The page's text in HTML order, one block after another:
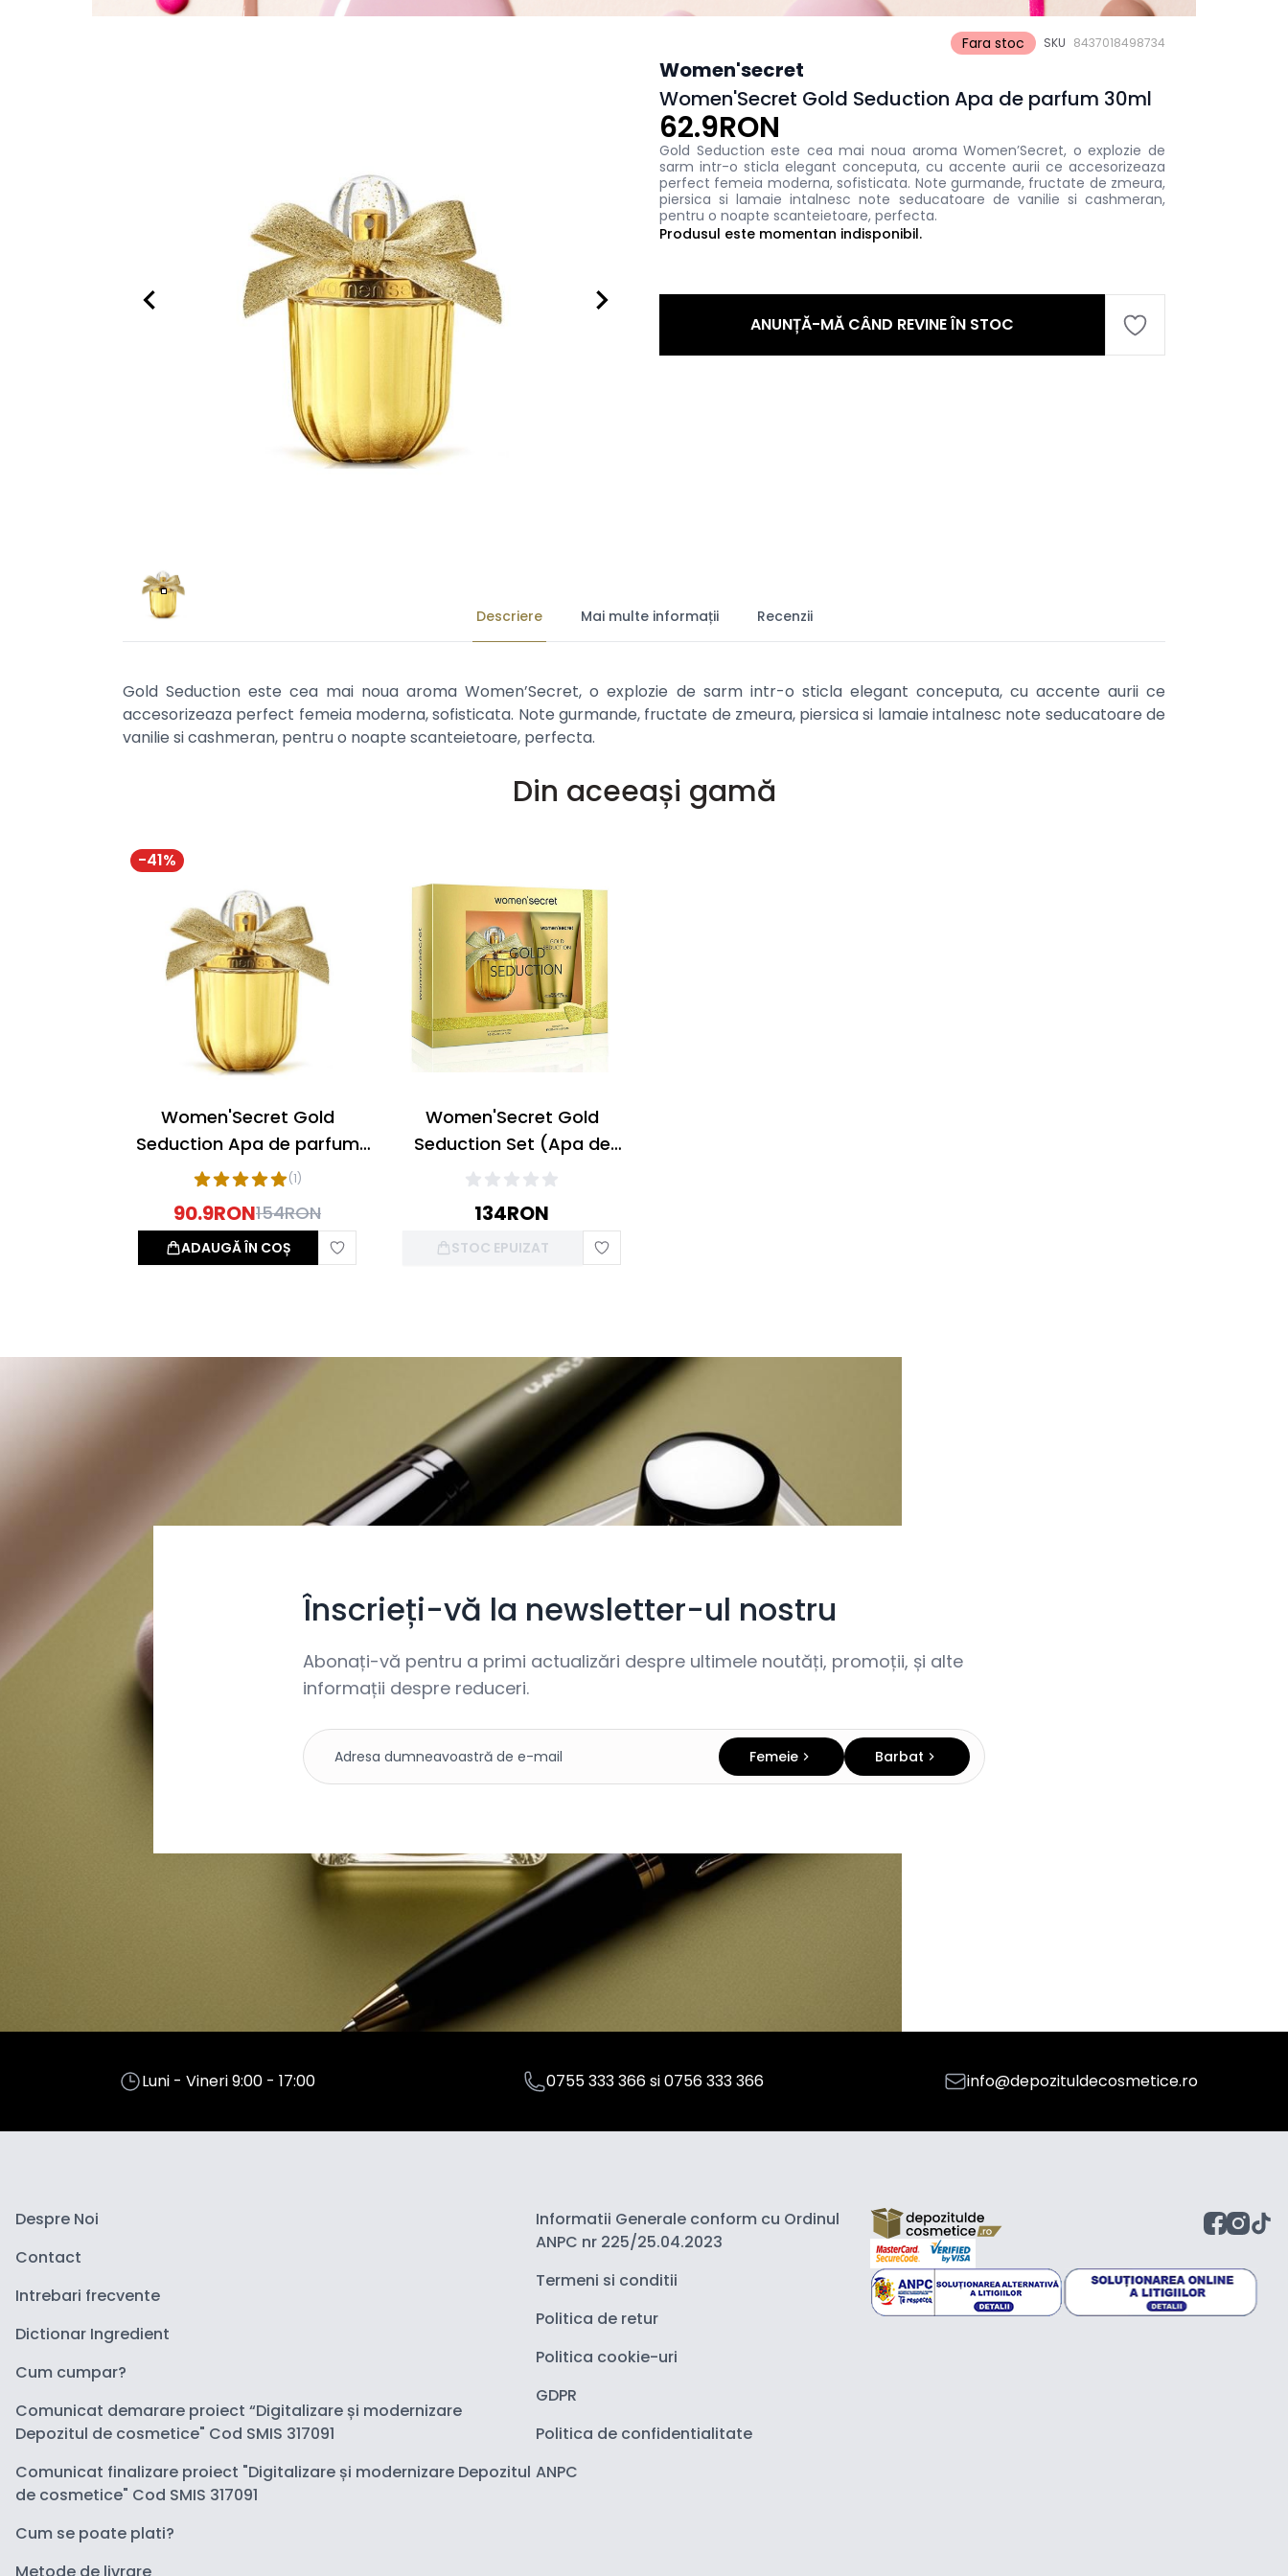
Fara stoc SKU 8437018498734
Women'secret
Women'Secret Gold Seduction Apa de parfum 30ml
62.9RON
Gold Seduction este cea mai noua aroma Women’Secret, o explozie de
sarm intr-o sticla elegant conceputa, cu accente aurii ce accesorizeaza
perfect femeia moderna, sofisticata. Note gurmande, fructate de zmeura,
piersica si lamaie intalnesc note seducatoare de vanilie si cashmeran,
pentru o noapte scanteietoare, perfecta.
Produsul este momentan indisponibil.
ANUNȚĂ-MĂ CÂND REVINE ÎN STOC
Descriere Mai multe informații Recenzii
Gold Seduction este cea mai noua aroma Women’Secret, o explozie de sarm intr-o sticla elegant conceputa, cu accente aurii ce
accesorizeaza perfect femeia moderna, sofisticata. Note gurmande, fructate de zmeura, piersica si lamaie intalnesc note seducatoare de
vanilie si cashmeran, pentru o noapte scanteietoare, perfecta.
Din aceeași gamă
-41%
Women'Secret Gold
Seduction Apa de parfum
100ml
(1)
90.9RON154RON
ADAUGĂ ÎN COȘ
Women'Secret Gold
Seduction Set (Apa de
parfum 100ml + Lotiune Corp
134RON
STOC EPUIZAT
Înscrieți-vă la newsletter-ul nostru
Abonați-vă pentru a primi actualizări despre ultimele noutăți, promoții, și alte
informații despre reduceri.
Femeie Barbat
Luni - Vineri 9:00 - 17:00 0755 333 366si0756 333 366 info@depozituldecosmetice.ro
Despre Noi
Contact
Intrebari frecvente
Dictionar Ingredient
Cum cumpar?
Comunicat demarare proiect “Digitalizare și modernizare
Depozitul de cosmetice" Cod SMIS 317091
Comunicat finalizare proiect "Digitalizare și modernizare Depozitul
de cosmetice" Cod SMIS 317091
Cum se poate plati?
Informatii Generale conform cu Ordinul
ANPC nr 225/25.04.2023
Termeni si conditii
Politica de retur
Politica cookie-uri
GDPR
Politica de confidentialitate
ANPC